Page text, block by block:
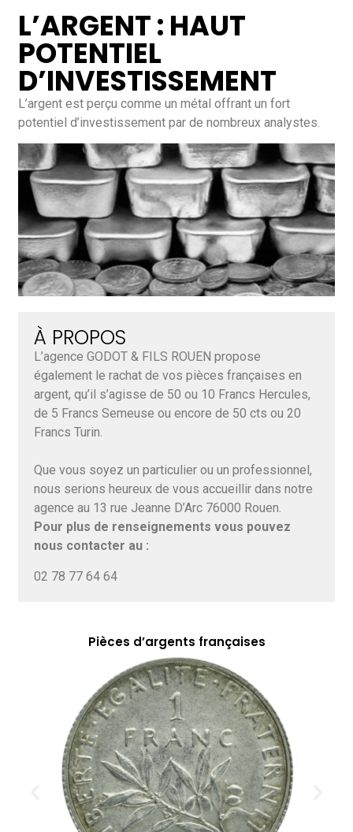
L’ARGENT : HAUT
POTENTIEL
D’INVESTISSEMENT
L’argent est perçu comme un métal offrant un fort
potentiel d’investissement par de nombreux analystes.
À PROPOS
L’agence GODOT & FILS ROUEN propose
également le rachat de vos pièces françaises en
argent, qu’il s’agisse de 50 ou 10 Francs Hercules,
de 5 Francs Semeuse ou encore de 50 cts ou 20
Francs Turin.
Que vous soyez un particulier ou un professionnel,
nous serions heureux de vous accueillir dans notre
agence au 13 rue Jeanne D’Arc 76000 Rouen.
Pour plus de renseignements vous pouvez
nous contacter au :
02 78 77 64 64
Pièces d’argents françaises